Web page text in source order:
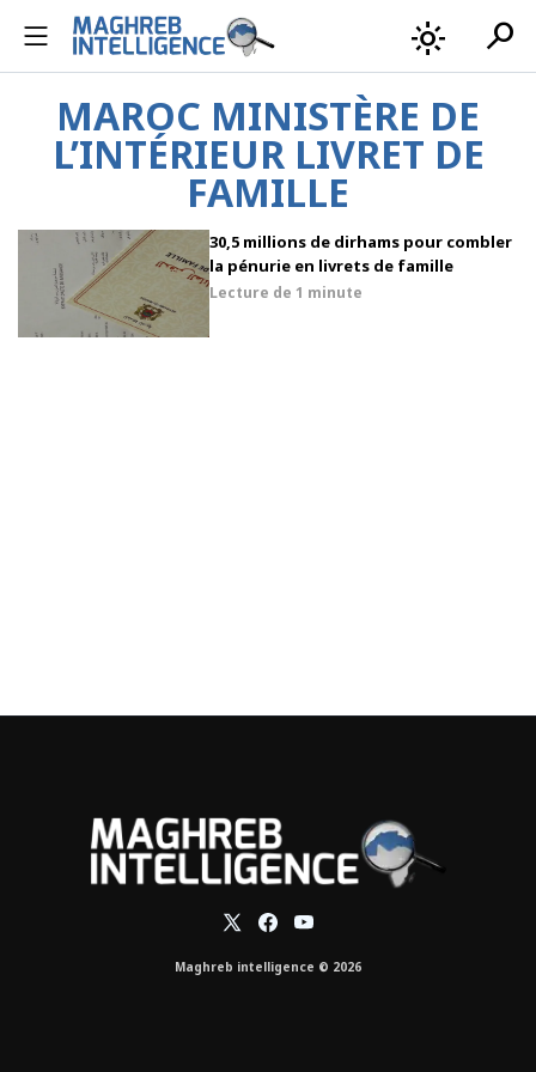
light_mode search
MAROC MINISTÈRE DE
L’INTÉRIEUR LIVRET DE
FAMILLE
30,5 millions de dirhams pour combler
la pénurie en livrets de famille
Lecture de 1 minute
Maghreb intelligence © 2026